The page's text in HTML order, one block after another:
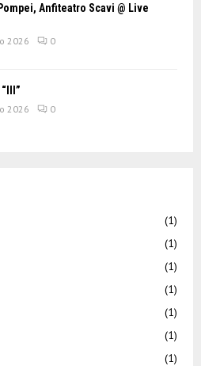
Anfiteatro Scavi @ Live
2026 0
2026 0
(1)
(1)
(1)
(1)
(1)
(1)
(1)